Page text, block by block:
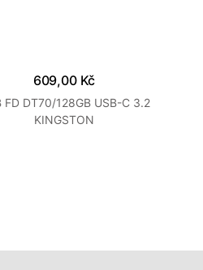
609,00 Kč
FD DT70/128GB USB-C 3.2
KINGSTON